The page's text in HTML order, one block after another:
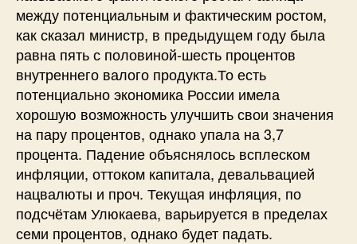
между потенциальным и фактическим ростом,
как сказал министр, в предыдущем году была
равна пять с половиной-шесть процентов
внутреннего валого продукта.То есть
потенциально экономика России имела
хорошую возможность улучшить свои значения
на пару процентов, однако упала на 3,7
процента. Падение объяснялось всплеском
инфляции, оттоком капитала, девальвацией
нацвалюты и проч. Текущая инфляция, по
подсчётам Улюкаева, варьируется в пределах
семи процентов, однако будет падать.